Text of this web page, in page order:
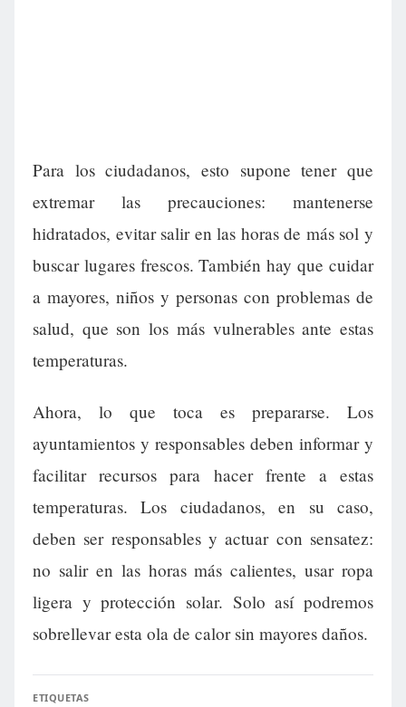
Para los ciudadanos, esto supone tener que
extremar las precauciones: mantenerse
hidratados, evitar salir en las horas de más sol y
buscar lugares frescos. También hay que cuidar
a mayores, niños y personas con problemas de
salud, que son los más vulnerables ante estas
temperaturas.
Ahora, lo que toca es prepararse. Los
ayuntamientos y responsables deben informar y
facilitar recursos para hacer frente a estas
temperaturas. Los ciudadanos, en su caso,
deben ser responsables y actuar con sensatez:
no salir en las horas más calientes, usar ropa
ligera y protección solar. Solo así podremos
sobrellevar esta ola de calor sin mayores daños.
ETIQUETAS